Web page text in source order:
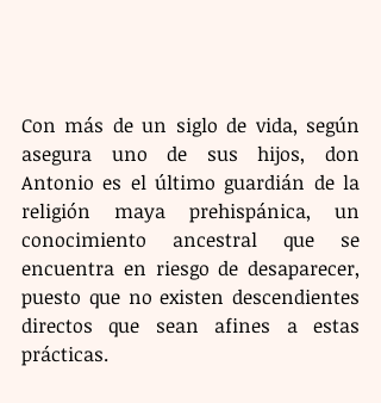
Con más de un siglo de vida, según
asegura uno de sus hijos, don
Antonio es el último guardián de la
religión maya prehispánica, un
conocimiento ancestral que se
encuentra en riesgo de desaparecer,
puesto que no existen descendientes
directos que sean afines a estas
prácticas.